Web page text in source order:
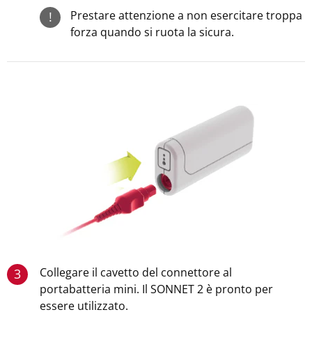
!
Prestare attenzione a non esercitare troppa
forza quando si ruota la sicura.
3
Collegare il cavetto del connettore al
portabatteria mini. Il SONNET 2 è pronto per
essere utilizzato.